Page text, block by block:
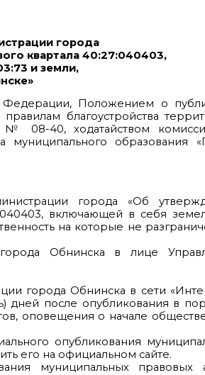
города
квартала 40:27:040403,
и земли,
Федерации, Положением о
благоустройства
№ 08-40, ходатайством
образования
города «Об
включающей в себя
на которые не
Обнинска в лице
города Обнинска в сети
дней после опубликования в
оповещения о начале
опубликования
его на официальном сайте.
муниципальных правовых